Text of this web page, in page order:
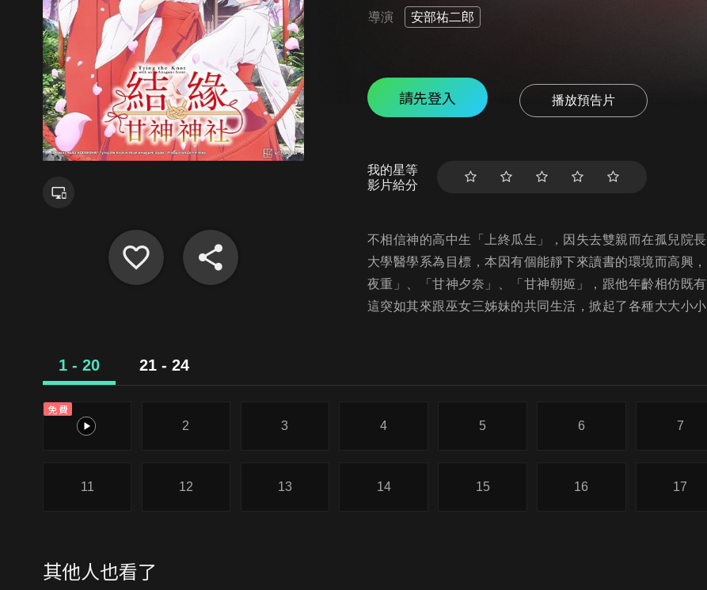
導演 安部祐二郎
請先登入 播放預告片
我的星等
影片給分
不相信神的高中生「上終瓜生」，因失去雙親而在孤兒院
大學醫學系為目標，本因有個能靜下來讀書的環境而高興
夜重」、「甘神夕奈」、「甘神朝姬」，跟他年齡相仿既
這突如其來跟巫女三姊妹的共同生活，掀起了各種大大小
1 - 20 21 - 24
免費
1
2 3 4 5 6 7
11 12 13 14 15 16 17
其他人也看了